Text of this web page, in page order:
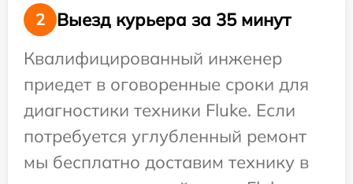
2
Выезд курьера за 35 минут
Квалифицированный инженер
приедет в оговоренные сроки для
диагностики техники Fluke. Если
потребуется углубленный ремонт
мы бесплатно доставим технику в